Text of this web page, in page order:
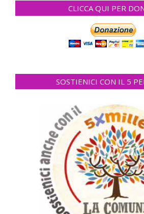
CLICCA QUI PER
SOSTIENICI CON IL 5